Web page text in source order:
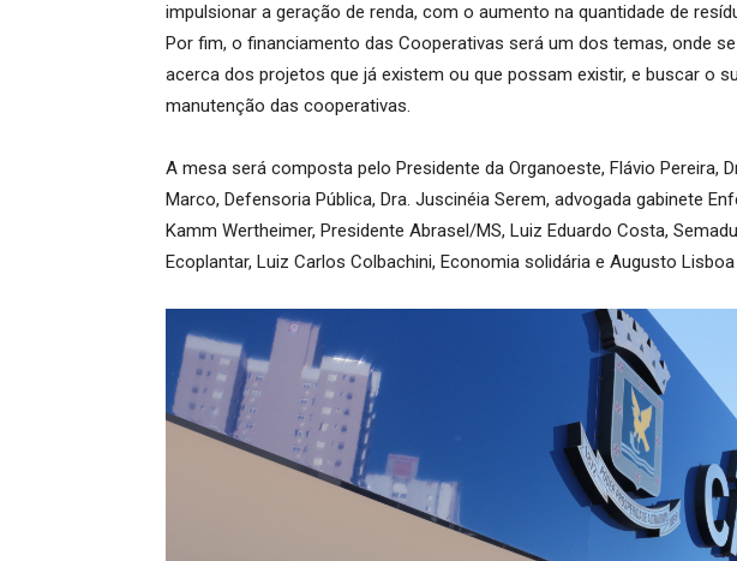
impulsionar a geração de renda, com o aumento na quantidade de
Por fim, o financiamento das Cooperativas será um dos temas, onde
acerca dos projetos que já existem ou que possam existir, e buscar o
manutenção das cooperativas.
A mesa será composta pelo Presidente da Organoeste, Flávio Pereira,
Marco, Defensoria Pública, Dra. Juscinéia Serem, advogada gabinete
Kamm Wertheimer, Presidente Abrasel/MS, Luiz Eduardo Costa,
Ecoplantar, Luiz Carlos Colbachini, Economia solidária e Augusto